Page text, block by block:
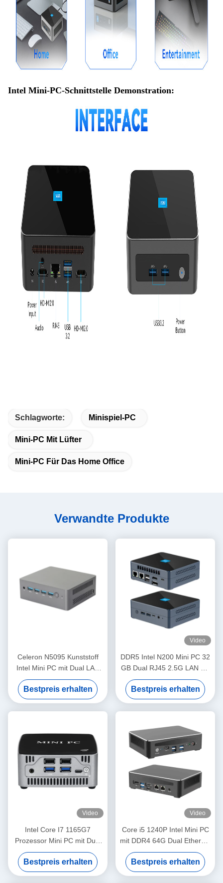
Intel Mini-PC-Schnittstelle Demonstration:
Schlagworte: Minispiel-PC
Mini-PC Mit Lüfter
Mini-PC Für Das Home Office
Verwandte Produkte
Celeron N5095 Kunststoff
Intel Mini PC mit Dual LAN
DDR4 16G Dual Band WiFi
und Ventilator
Bestpreis erhalten
Video
DDR5 Intel N200 Mini PC 32
GB Dual RJ45 2.5G LAN mit
Lüfter für das Home Office
Bestpreis erhalten
Video
Intel Core I7 1165G7
Prozessor Mini PC mit Dual
Ethernet und DDR4 bis zu
64 GB
Bestpreis erhalten
Video
Core i5 1240P Intel Mini PC
mit DDR4 64G Dual Ethernet
Dual HDMI für das Home
Office
Bestpreis erhalten